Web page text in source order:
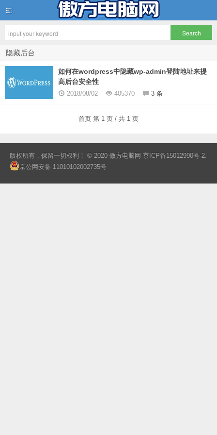
傲方电脑网
隐藏后台
如何在wordpress中隐藏wp-admin登陆地址来提
高后台安全性
2018/08/02 405370 3 条
首页 第 1 页 / 共 1 页
版权所有，保留一切权利！ © 2020 傲方电脑网 京ICP备15012990号-2.
京公网安备 11010102002735号